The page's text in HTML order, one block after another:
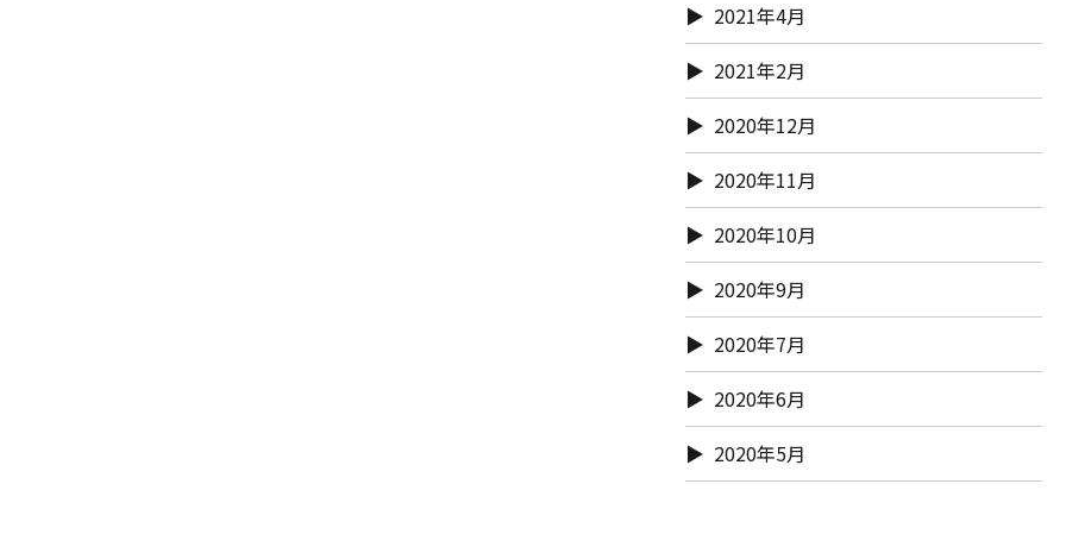
2021年4月
2021年2月
2020年12月
2020年11月
2020年10月
2020年9月
2020年7月
2020年6月
2020年5月